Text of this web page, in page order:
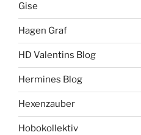
Gise
Hagen Graf
HD Valentins Blog
Hermines Blog
Hexenzauber
Hobokollektiv